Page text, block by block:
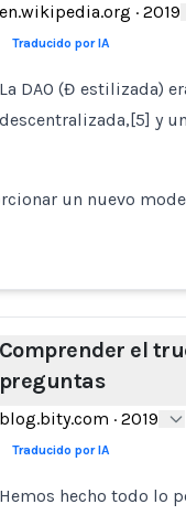
en.wikipedia.org · 2019
Traducido por IA
La DAO (Đ estilizada)
descentralizada,[5] y
un nuevo
Comprender el
preguntas
blog.bity.com · 2019
Traducido por IA
Hemos hecho todo lo